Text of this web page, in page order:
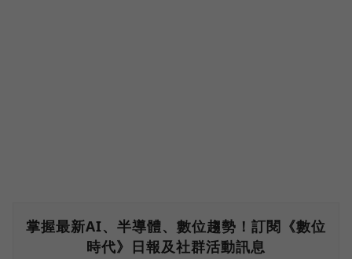
掌握最新AI、半導體、數位趨勢！訂閱《數位
時代》日報及社群活動訊息